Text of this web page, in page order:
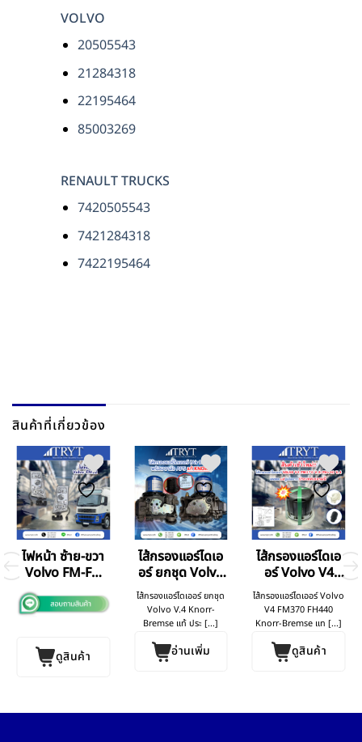
VOLVO
20505543
21284318
22195464
85003269
RENAULT TRUCKS
7420505543
7421284318
7422195464
สินค้าที่เกี่ยวข้อง
ไฟหน้า ซ้าย-ขวา
Volvo FM-FH
ดูสินค้า
ไส้กรองแอร์ไดเอ
อร์ ยกชุด Volvo
V.4
ไส้กรองแอร์ไดเออร์ ยกชุด
Volvo V.4 Knorr-
Bremse แท้ ประ [...]
อ่านเพิ่ม
ไส้กรองแอร์ไดเอ
อร์ Volvo V4
FM370 FH440
ไส้กรองแอร์ไดเออร์ Volvo
V4 FM370 FH440
Knorr-Bremse แท [...]
ดูสินค้า